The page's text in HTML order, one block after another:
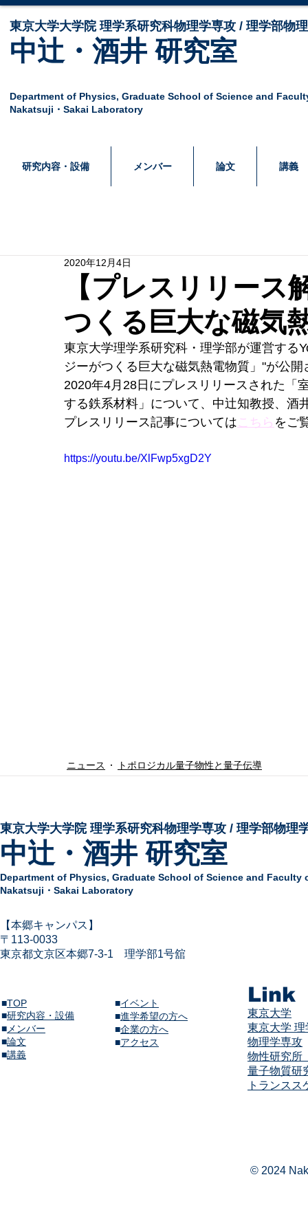
東京大学大学院 ​理学系研究科物理学専攻 / 理学部物
中辻・酒井 研究室
Department of Physics, Graduate School of Science and
Nakatsuji・Sakai Laboratory
研究内容・設備 メンバー 論文 講義
【プレスリリース
つくる巨大な磁気
2020年12月4日
東京大学理学系研究科・理学部が運営する
ジーがつくる巨大な磁気熱電物質」"が公開
2020年4月28日にプレスリリースされた「
する鉄系材料」について、中辻知教授、酒
プレスリリース記事については こちら をご
https://youtu.be/XlFwp5xgD2Y
ニュース トポロジカル量子物性と量子伝導
東京大学大学院 ​理学系研究科物理学専攻 / 理学部物理
中辻・酒井 研究室
Department of Physics, Graduate School of Science and Faculty
Nakatsuji・Sakai Laboratory
​【本郷キャンパス】
〒113-0033
東京都文京区本郷7-3-1
理学部1号舘
■TOP
■研究内容・設備
■メンバー
​■論文
​■講義​
■イベント
​■進学希望の方へ
■企業の方へ
​■アクセス
Link
東京大学
東京大学
物理学専攻
物性研究所
量子物質研
トランス
© 2024